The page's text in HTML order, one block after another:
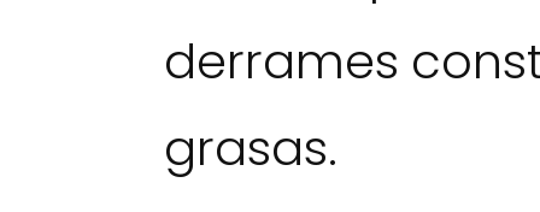
derrames
grasas.